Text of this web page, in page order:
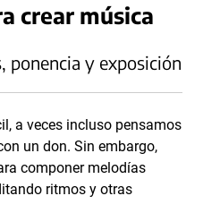
crear música
ponencia y exposición
a veces incluso pensamos
un don. Sin embargo,
componer melodías
ritmos y otras